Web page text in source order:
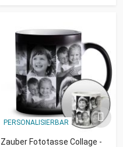
PERSONALISIERBAR
Zauber Fototasse Collage -